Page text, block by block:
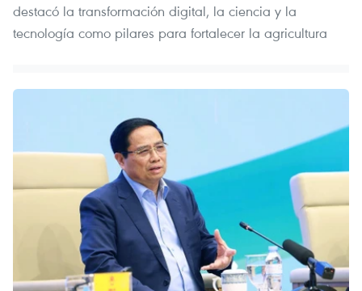
destacó la transformación digital, la ciencia y la
tecnología como pilares para fortalecer la agricultura